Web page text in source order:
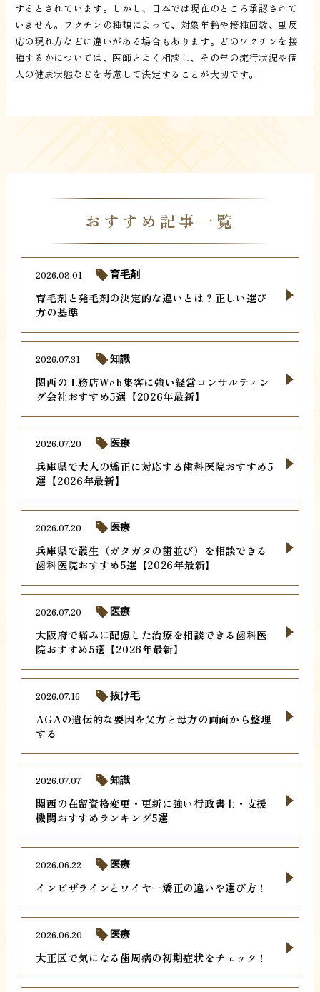
するとされています。しかし、日本では現在のところ承認されて
いません。ワクチンの種類によって、対象年齢や接種回数、副反
応の現れ方などに違いがある場合もあります。どのワクチンを接
種するかについては、医師とよく相談し、その年の流行状況や個
人の健康状態などを考慮して決定することが大切です。
おすすめ記事一覧
育毛剤と発毛剤の決定的な違いとは？正しい選び
方の基準
2026.08.01 育毛剤
関西の工務店Web集客に強い経営コンサルティン
グ会社おすすめ5選【2026年最新】
2026.07.31 知識
兵庫県で大人の矯正に対応する歯科医院おすすめ5
選【2026年最新】
2026.07.20 医療
兵庫県で叢生（ガタガタの歯並び）を相談できる
歯科医院おすすめ5選【2026年最新】
2026.07.20 医療
大阪府で痛みに配慮した治療を相談できる歯科医
院おすすめ5選【2026年最新】
2026.07.20 医療
AGAの遺伝的な要因を父方と母方の両面から整理
する
2026.07.16 抜け毛
関西の在留資格変更・更新に強い行政書士・支援
機関おすすめランキング5選
2026.07.07 知識
インビザラインとワイヤー矯正の違いや選び方！
2026.06.22 医療
大正区で気になる歯周病の初期症状をチェック！
2026.06.20 医療